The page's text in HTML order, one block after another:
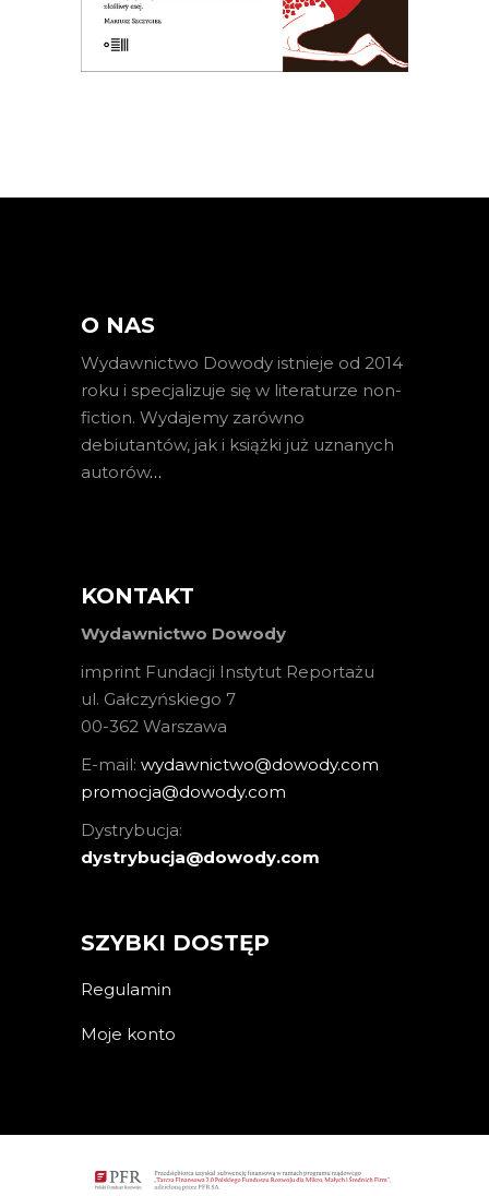
E-BOOK DO KOSZYKA
O NAS
Wydawnictwo Dowody istnieje od 2014
roku i specjalizuje się w literaturze non-
fiction. Wydajemy zarówno
debiutantów, jak i książki już uznanych
autorów…
KONTAKT
Wydawnictwo Dowody
imprint Fundacji Instytut Reportażu
ul. Gałczyńskiego 7
00-362 Warszawa
E-mail: wydawnictwo@dowody.com
promocja@dowody.com
Dystrybucja:
dystrybucja@dowody.com
SZYBKI DOSTĘP
Regulamin
Moje konto